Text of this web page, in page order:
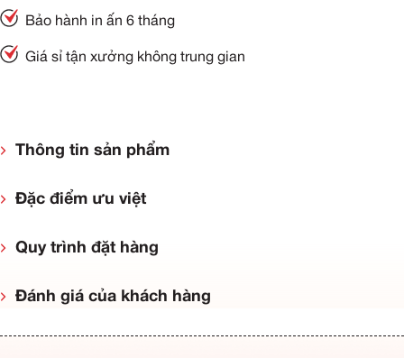
Bảo hành in ấn 6 tháng
Giá sỉ tận xưởng không trung gian
Thông tin sản phẩm
Đặc điểm ưu việt
Quy trình đặt hàng
Đánh giá của khách hàng